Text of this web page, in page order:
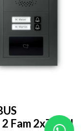
Fam 2x7 Zoll